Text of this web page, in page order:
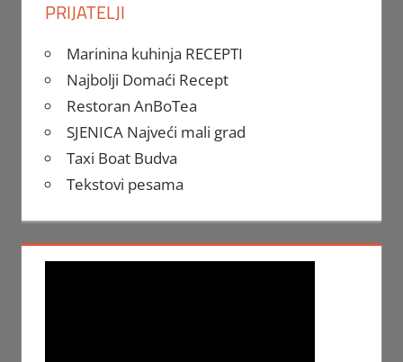
PRIJATELJI
Marinina kuhinja RECEPTI
Najbolji Domaći Recept
Restoran AnBoTea
SJENICA Najveći mali grad
Taxi Boat Budva
Tekstovi pesama